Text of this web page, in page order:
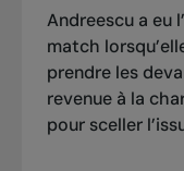
Andreescu a eu
match
prendre les
revenue à la
pour sceller